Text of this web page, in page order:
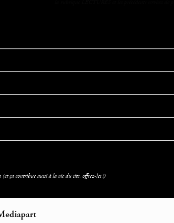
ça contribue aussi à la vie du site, offrez-les !)